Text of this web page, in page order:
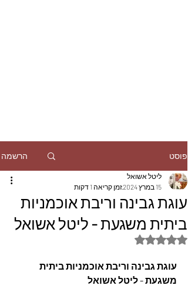
פוסט הרשמה
עוגת גבינה וריבת אוכמניות
ביתית משגעת - ליטל אשואל
ליטל אשואל
15 במרץ 2024
זמן קריאה 1 דקות
דירוג של NaN מתוך 5 כוכבים
עוגת גבינה וריבת אוכמניות ביתית
משגעת - ליטל אשואל